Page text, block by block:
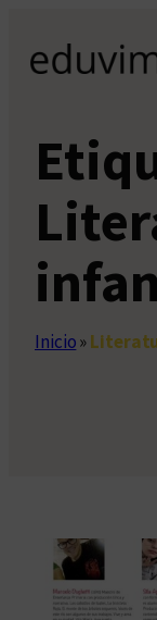
contenido
Inicio»